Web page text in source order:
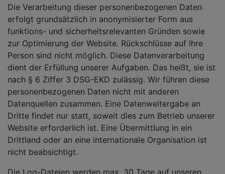
Die Verarbeitung dieser personenbezogenen Daten
erfolgt grundsätzlich in anonymisierter Form aus
funktions- und sicherheitsrelevanten Gründen sowie
zur Optimierung der Website. Rückschlüsse auf Ihre
Person sind nicht möglich. Diese Datenverarbeitung
dient der Erfüllung unserer Aufgaben. Das heißt, sie ist
nach § 6 Ziffer 3 DSG-EKD zulässig. Wir führen diese
personenbezogenen Daten nicht mit anderen
Datenquellen zusammen. Eine Datenweitergabe an
Dritte findet nur statt, soweit dies zum Betrieb unserer
Website erforderlich ist. Eine Übermittlung in ein
Drittland oder an eine internationale Organisation ist
nicht beabsichtigt.
Die Log-Dateien werden max. 30 Tage auf unseren